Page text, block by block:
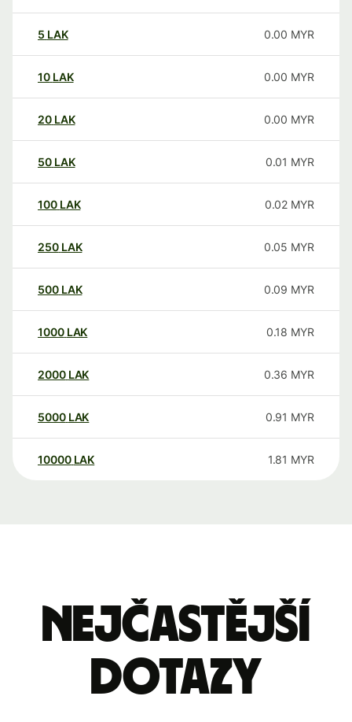
5 LAK 0.00 MYR
10 LAK 0.00 MYR
20 LAK 0.00 MYR
50 LAK 0.01 MYR
100 LAK 0.02 MYR
250 LAK 0.05 MYR
500 LAK 0.09 MYR
1000 LAK 0.18 MYR
2000 LAK 0.36 MYR
5000 LAK 0.91 MYR
10000 LAK 1.81 MYR
Nejčastější
dotazy